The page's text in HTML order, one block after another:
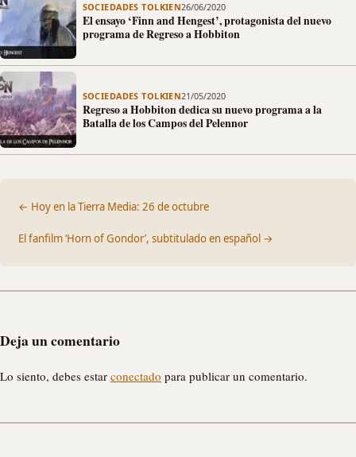
SOCIEDADES TOLKIEN26/06/2020
El ensayo ‘Finn and Hengest’, protagonista del nuevo
programa de Regreso a Hobbiton
SOCIEDADES TOLKIEN21/05/2020
Regreso a Hobbiton dedica su nuevo programa a la
Batalla de los Campos del Pelennor
← Hoy en la Tierra Media: 26 de octubre
El fanfilm ‘Horn of Gondor’, subtitulado en español →
Deja un comentario
Lo siento, debes estar conectado para publicar un comentario.